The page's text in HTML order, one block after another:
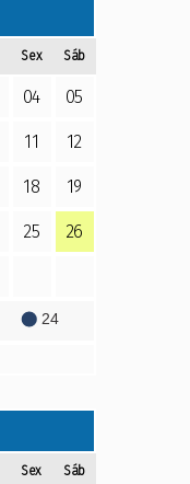
Sex Sáb
04 05
11 12
18 19
25 26
24
Sex Sáb